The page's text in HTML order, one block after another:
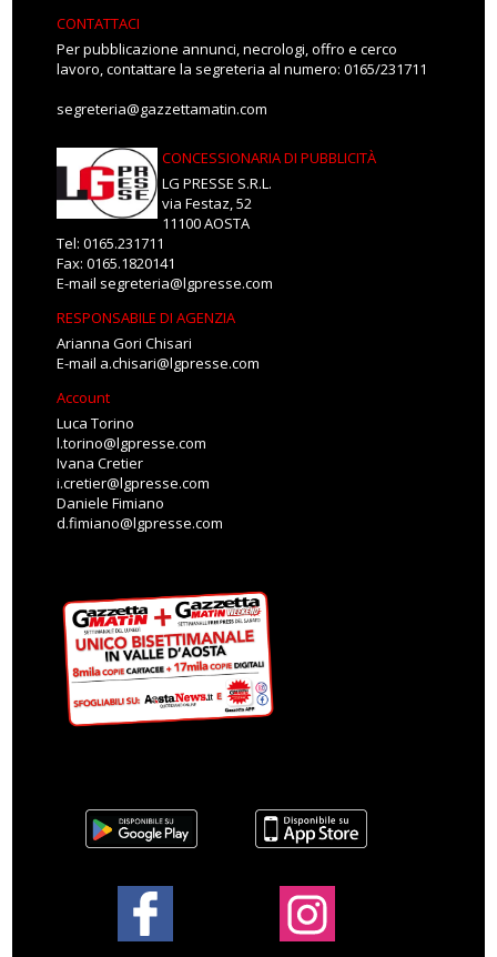
CONTATTACI
Per pubblicazione annunci, necrologi, offro e cerco
lavoro, contattare la segreteria al numero: 0165/231711
segreteria@gazzettamatin.com
CONCESSIONARIA DI PUBBLICITÀ
LG PRESSE S.R.L.
via Festaz, 52
11100 AOSTA
Tel: 0165.231711
Fax: 0165.1820141
E-mail segreteria@lgpresse.com
RESPONSABILE DI AGENZIA
Arianna Gori Chisari
E-mail a.chisari@lgpresse.com
Account
Luca Torino
l.torino@lgpresse.com
Ivana Cretier
i.cretier@lgpresse.com
Daniele Fimiano
d.fimiano@lgpresse.com